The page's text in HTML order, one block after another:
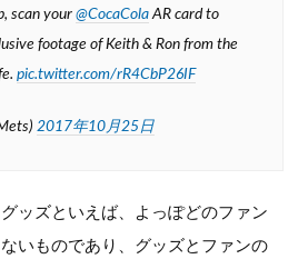
scan your@CocaCola AR card to
footage of Keith & Ron from the
pic.twitter.com/rR4CbP26IF
2017年10月25日
ッズといえば、よっぽどのファン
いものであり、グッズとファンの